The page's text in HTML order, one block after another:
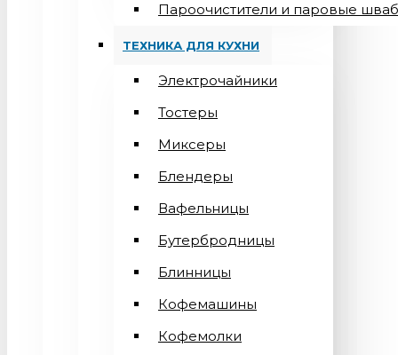
Пароочистители и паровые
ТЕХНИКА ДЛЯ КУХНИ
Электрочайники
Тостеры
Миксеры
Блендеры
Вафельницы
Бутербродницы
Блинницы
Кофемашины
Кофемолки